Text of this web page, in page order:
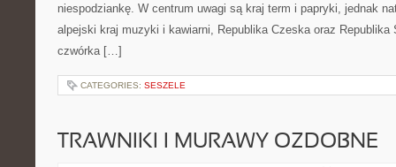
niespodziankę. W centrum uwagi są kraj term i papryki, jednak
alpejski kraj muzyki i kawiarni, Republika Czeska oraz Republika
czwórka […]
CATEGORIES: SESZELE
TRAWNIKI I MURAWY OZDOBNE